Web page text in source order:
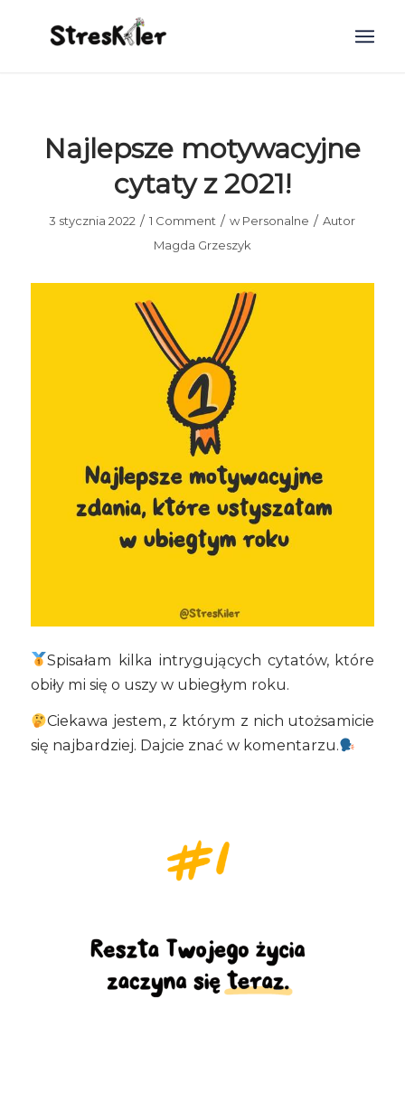
Najlepsze motywacyjne
cytaty z 2021!
3 stycznia 2022 / 1 Comment / wPersonalne / Autor
Magda Grzeszyk
Spisałam kilka intrygujących cytatów, które
obiły mi się o uszy w ubiegłym roku.
Ciekawa jestem, z którym z nich utożsamicie
się najbardziej. Dajcie znać w komentarzu.